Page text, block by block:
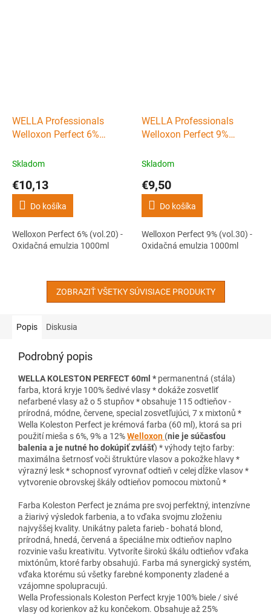
WELLA Professionals
Welloxon Perfect 6%
1000ml
Skladom
€10,13
Do košíka
Welloxon Perfect 6% (vol.20) -
Oxidačná emulzia 1000ml
WELLA Professionals
Welloxon Perfect 9%
1000ml
Skladom
€9,50
Do košíka
Welloxon Perfect 9% (vol.30) -
Oxidačná emulzia 1000ml
ZOBRAZIŤ VŠETKY SÚVISIACE PRODUKTY
Popis Diskusia
Podrobný popis
WELLA KOLESTON PERFECT 60ml * permanentná (stála)
farba, ktorá kryje 100% šedivé vlasy * dokáže zosvetliť
nefarbené vlasy až o 5 stupňov * obsahuje 115 odtieňov -
prírodná, módne, červene, special zosvetľujúci, 7 x mixtonů *
Wella Koleston Perfect je krémová farba (60 ml), ktorá sa pri
použití mieša s 6%, 9% a 12%Welloxon (nie je súčasťou
balenia a je nutné ho dokúpiť zvlášť) * výhody tejto farby:
maximálna šetrnosť voči štruktúre vlasov a pokožke hlavy *
výrazný lesk * schopnosť vyrovnať odtieň v celej dĺžke vlasov *
vytvorenie obrovskej škály odtieňov pomocou mixtonů *
Farba Koleston Perfect je známa pre svoj perfektný, intenzívne
a žiarivý výsledok farbenia, a to vďaka svojmu zloženiu
najvyššej kvality. Unikátny paleta farieb - bohatá blond,
prírodná, hnedá, červená a špeciálne mix odtieňov naplno
rozvinie vašu kreativitu. Vytvoríte širokú škálu odtieňov vďaka
mixtónům, ktoré farby obsahujú. Farba má synergický systém,
vďaka ktorému sú všetky farebné komponenty zladené a
vzájomne spolupracujú.
Wella Professionals Koleston Perfect kryje 100% biele / sivé
vlasy od korienkov až ku končekom. Obsahuje až 25%